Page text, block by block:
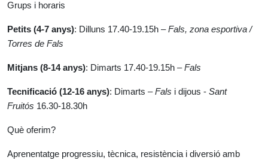
Grups i horaris
Petits (4-7 anys): Dilluns 17.40-19.15h –Fals, zona esportiva /
Torres de Fals
Mitjans (8-14 anys): Dimarts 17.40-19.15h –Fals
Tecnificació (12-16 anys): Dimarts –Fals i dijous - Sant
Fruitós 16.30-18.30h
Què oferim?
Aprenentatge progressiu, tècnica, resistència i diversió amb